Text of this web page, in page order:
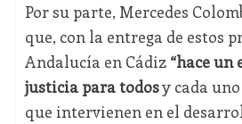
Por su parte, Mercedes
que, con la entrega de estos
Andalucía en Cádiz “hace un
justicia para todosy cada
que intervienen en el